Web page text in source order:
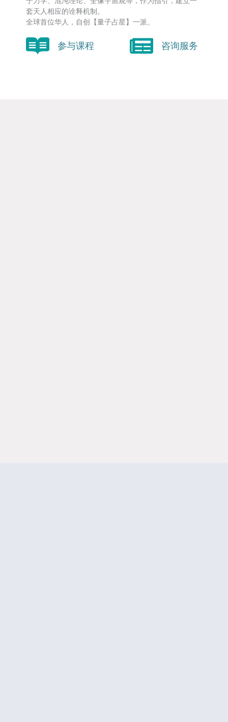
套天人相应的诠释机制。
全球首位华人，自创【量子占星】一派。
参与课程 咨询服务